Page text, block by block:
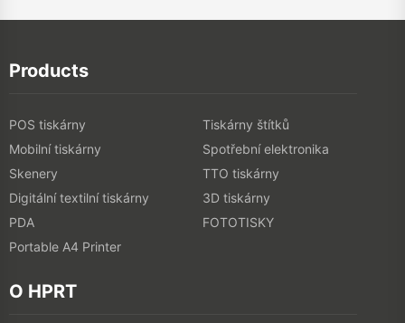
Products
POS tiskárny
Tiskárny štítků
Mobilní tiskárny
Spotřební elektronika
Skenery
TTO tiskárny
Digitální textilní tiskárny
3D tiskárny
PDA
FOTOTISKY
Portable A4 Printer
O HPRT